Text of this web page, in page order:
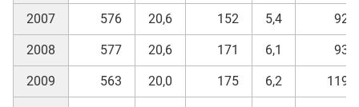
2007 576 20,6 152 5,4 92
2008 577 20,6 171 6,1 93
2009 563 20,0 175 6,2 119